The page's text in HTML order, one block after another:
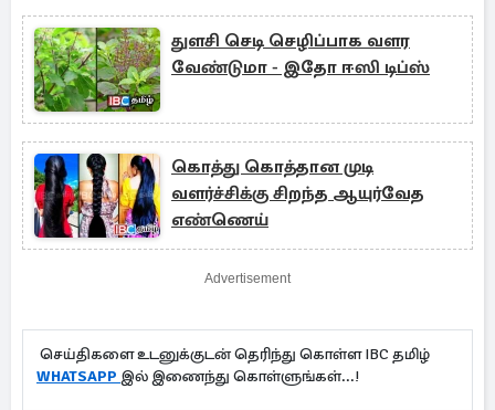
துளசி செடி செழிப்பாக வளர
வேண்டுமா - இதோ ஈஸி டிப்ஸ்
கொத்து கொத்தான முடி
வளர்ச்சிக்கு சிறந்த ஆயுர்வேத
எண்ணெய்
Advertisement
செய்திகளை உடனுக்குடன் தெரிந்து கொள்ள IBC தமிழ்
WHATSAPP இல் இணைந்து கொள்ளுங்கள்...!